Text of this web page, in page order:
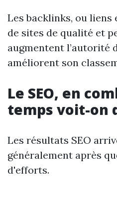
Les backlinks, ou
de sites de qualité et
augmentent l’autorité
améliorent son
Le SEO, en
temps voit-on
Les résultats SEO
généralement après
d'efforts.